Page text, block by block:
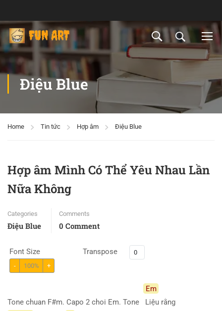
Điệu Blue
Home Tin tức Hợp âm Điệu Blue
Hợp âm Mình Có Thể Yêu Nhau Lần
Nữa Không
Categories
Điệu Blue
Comments
0 Comment
Font Size
- 100% +
Transpose
Tone chuan F#m. Capo 2 choi Em. Tone
Em
Liệu rằng